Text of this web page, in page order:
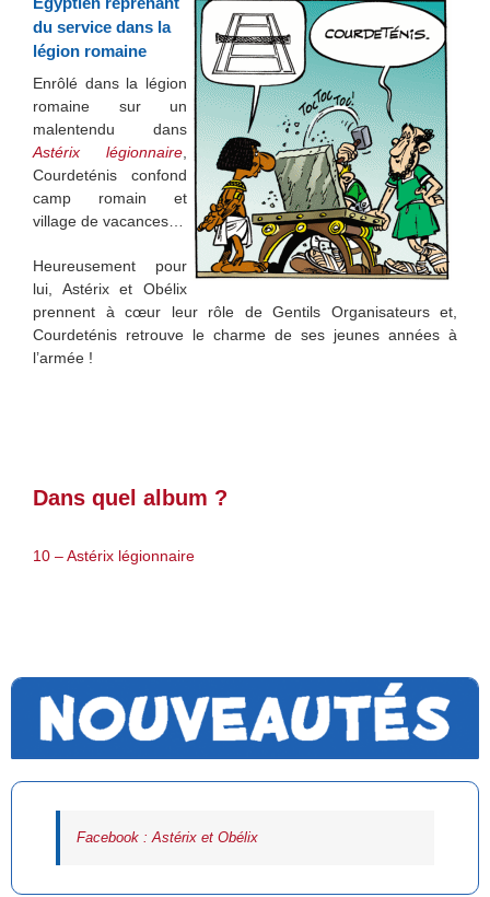
du service dans la
légion romaine
Enrôlé dans la légion
romaine sur un
malentendu dans
Astérix légionnaire
Courdeténis confond
camp romain et
village de vacances…
Heureusement pour
lui, Astérix et Obélix
prennent à cœur leur rôle de Gentils Organisateurs et,
Courdeténis retrouve le charme de ses jeunes années à
l’armée !
Dans quel album ?
10 – Astérix légionnaire
Facebook : Astérix et Obélix